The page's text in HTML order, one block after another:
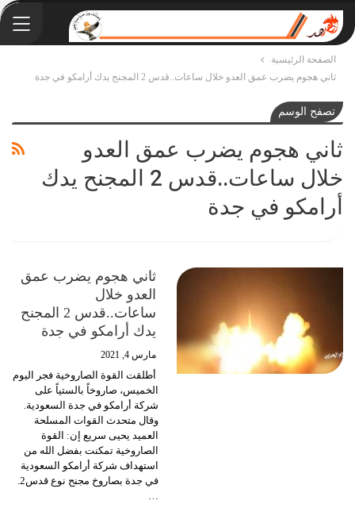
الصفحة الرئيسية
ثاني هجوم يضرب عمق العدو خلال ساعات..قدس 2 المجنح يدك أرامكو في جدة
تصفح الوسم
ثاني هجوم يضرب عمق العدو
خلال ساعات..قدس 2 المجنح يدك
أرامكو في جدة
ثاني هجوم يضرب عمق
العدو خلال
ساعات..قدس 2 المجنح
يدك أرامكو في جدة
مارس 4, 2021
أطلقت القوة الصاروخية فجر اليوم
الخميس، صاروخاً بالستياً على
شركة أرامكو في جدة السعودية.
وقال متحدث القوات المسلحة
العميد يحيى سريع إن: القوة
الصاروخية تمكنت بفضل الله من
استهداف شركة أرامكو السعودية
في جدة بصاروخ مجنح نوع قدس2.
…